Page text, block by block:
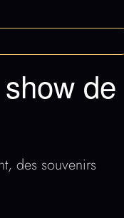
de
des souvenirs